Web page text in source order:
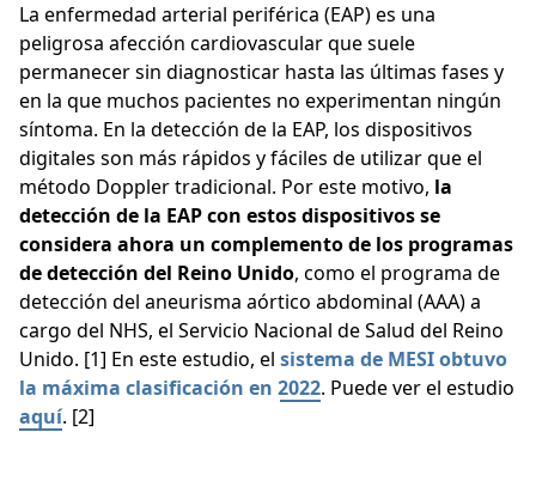
La enfermedad arterial periférica (EAP) es una
peligrosa afección cardiovascular que suele
permanecer sin diagnosticar hasta las últimas fases y
en la que muchos pacientes no experimentan ningún
síntoma. En la detección de la EAP, los dispositivos
digitales son más rápidos y fáciles de utilizar que el
método Doppler tradicional. Por este motivo, la
detección de la EAP con estos dispositivos se
considera ahora un complemento de los programas
de detección del Reino Unido, como el programa de
detección del aneurisma aórtico abdominal (AAA) a
cargo del NHS, el Servicio Nacional de Salud del Reino
Unido. [1] En este estudio, el sistema de MESI obtuvo
la máxima clasificación en 2022. Puede ver el estudio
aquí. [2]